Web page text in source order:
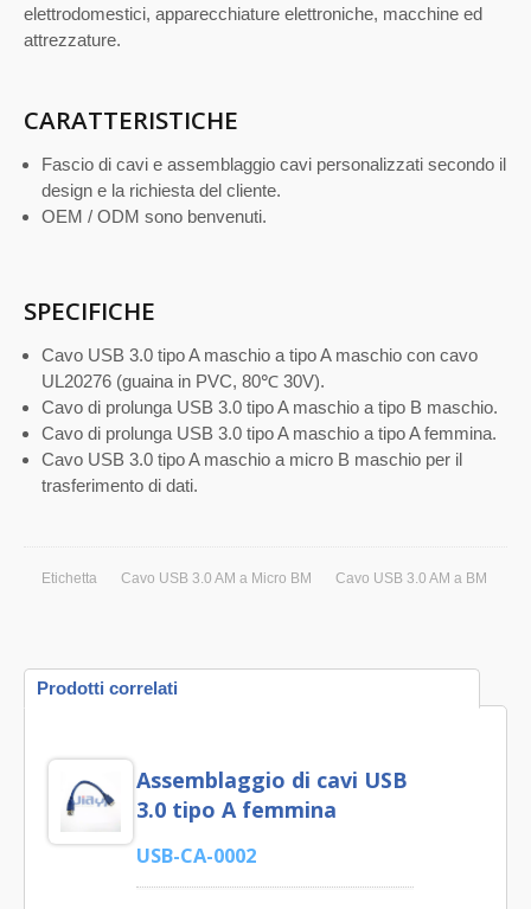
elettrodomestici, apparecchiature elettroniche, macchine ed
attrezzature.
CARATTERISTICHE
Fascio di cavi e assemblaggio cavi personalizzati secondo il
design e la richiesta del cliente.
OEM / ODM sono benvenuti.
SPECIFICHE
Cavo USB 3.0 tipo A maschio a tipo A maschio con cavo
UL20276 (guaina in PVC, 80℃ 30V).
Cavo di prolunga USB 3.0 tipo A maschio a tipo B maschio.
Cavo di prolunga USB 3.0 tipo A maschio a tipo A femmina.
Cavo USB 3.0 tipo A maschio a micro B maschio per il
trasferimento di dati.
Etichetta Cavo USB 3.0 AM a Micro BM Cavo USB 3.0 AM a BM
Prodotti correlati
Assemblaggio di cavi USB
3.0 tipo A femmina
USB-CA-0002